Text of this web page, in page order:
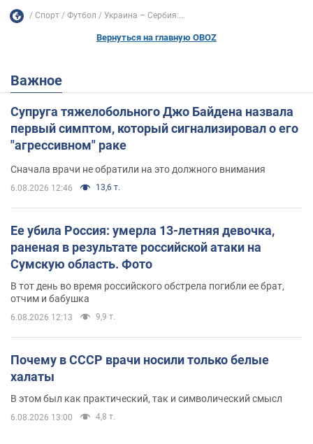
Спорт Футбол Украина – Сербия:...
Вернуться на главную OBOZ
Важное
Супруга тяжелобольного Джо Байдена назвала
первый симптом, который сигнализировал о его
"агрессивном" раке
Сначала врачи не обратили на это должного внимания
6.08.2026 12:46 13,6 т.
Ее убила Россия: умерла 13-летняя девочка,
раненая в результате российской атаки на
Сумскую область. Фото
В тот день во время российского обстрела погибли ее брат,
отчим и бабушка
6.08.2026 12:13 9,9 т.
Почему в СССР врачи носили только белые
халаты
В этом был как практический, так и символический смысл
6.08.2026 13:00 4,8 т.